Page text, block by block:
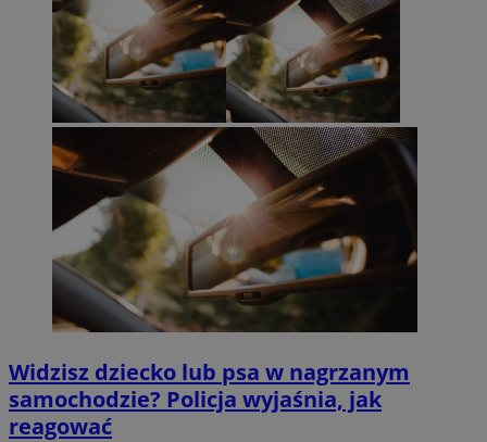
Widzisz dziecko lub psa w nagrzanym
samochodzie? Policja wyjaśnia, jak
reagować